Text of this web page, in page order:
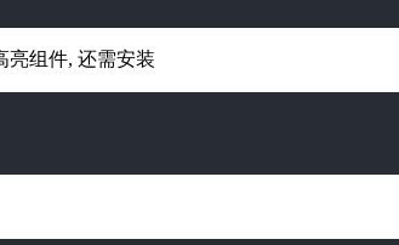
亮组件, 还需安装